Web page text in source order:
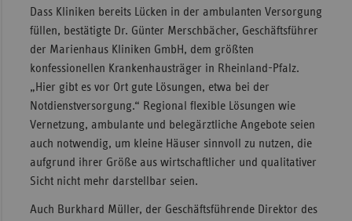
Dass Kliniken bereits Lücken in der ambulanten Versorgung
füllen, bestätigte Dr. Günter Merschbächer, Geschäftsführer
der Marienhaus Kliniken GmbH, dem größten
konfessionellen Krankenhausträger in Rheinland-Pfalz.
„Hier gibt es vor Ort gute Lösungen, etwa bei der
Notdienstversorgung.“ Regional flexible Lösungen wie
Vernetzung, ambulante und belegärztliche Angebote seien
auch notwendig, um kleine Häuser sinnvoll zu nutzen, die
aufgrund ihrer Größe aus wirtschaftlicher und qualitativer
Sicht nicht mehr darstellbar seien.
Auch Burkhard Müller, der Geschäftsführende Direktor des